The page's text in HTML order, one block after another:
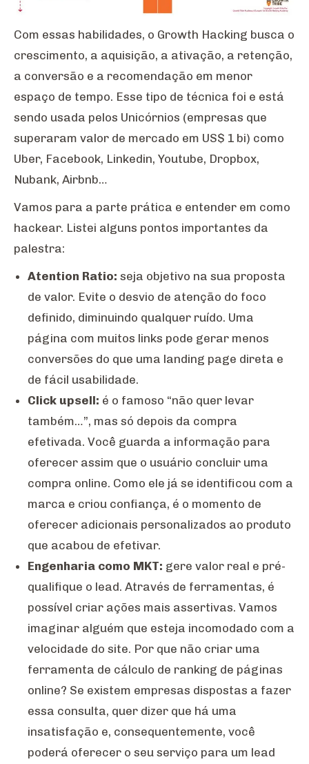
Com essas habilidades, o Growth Hacking busca o
crescimento, a aquisição, a ativação, a retenção,
a conversão e a recomendação em menor
espaço de tempo. Esse tipo de técnica foi e está
sendo usada pelos Unicórnios (empresas que
superaram valor de mercado em US$ 1 bi) como
Uber, Facebook, Linkedin, Youtube, Dropbox,
Nubank, Airbnb…
Vamos para a parte prática e entender em como
hackear. Listei alguns pontos importantes da
palestra:
Atention Ratio: seja objetivo na sua proposta
de valor. Evite o desvio de atenção do foco
definido, diminuindo qualquer ruído. Uma
página com muitos links pode gerar menos
conversões do que uma landing page direta e
de fácil usabilidade.
Click upsell: é o famoso “não quer levar
também…”, mas só depois da compra
efetivada. Você guarda a informação para
oferecer assim que o usuário concluir uma
compra online. Como ele já se identificou com a
marca e criou confiança, é o momento de
oferecer adicionais personalizados ao produto
que acabou de efetivar.
Engenharia como MKT: gere valor real e pré-
qualifique o lead. Através de ferramentas, é
possível criar ações mais assertivas. Vamos
imaginar alguém que esteja incomodado com a
velocidade do site. Por que não criar uma
ferramenta de cálculo de ranking de páginas
online? Se existem empresas dispostas a fazer
essa consulta, quer dizer que há uma
insatisfação e, consequentemente, você
poderá oferecer o seu serviço para um lead